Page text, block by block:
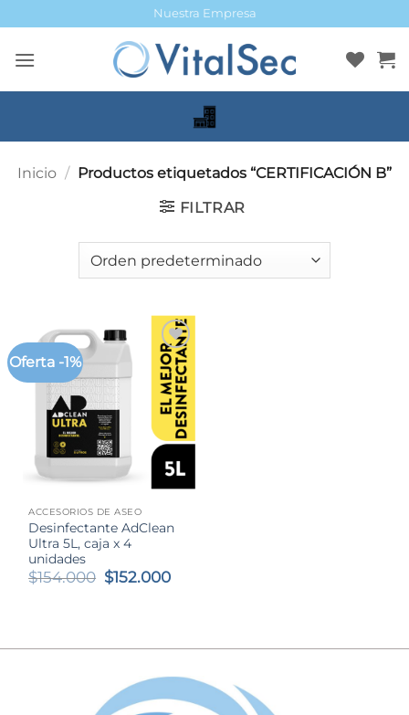
al
contenido
Nuestra Empresa
Inicio / Productos etiquetados “CERTIFICACIÓN B”
FILTRAR
Oferta -1%
ACCESORIOS DE ASEO
Desinfectante AdClean
Ultra 5L, caja x 4
unidades
$154.000 El
$152.000El